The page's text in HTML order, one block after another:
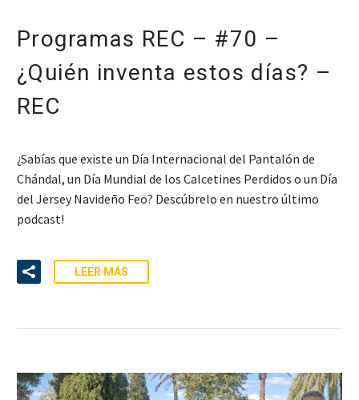
Programas REC – #70 –
¿Quién inventa estos días? –
REC
¿Sabías que existe un Día Internacional del Pantalón de
Chándal, un Día Mundial de los Calcetines Perdidos o un Día
del Jersey Navideño Feo? Descúbrelo en nuestro último
podcast!
LEER MÁS